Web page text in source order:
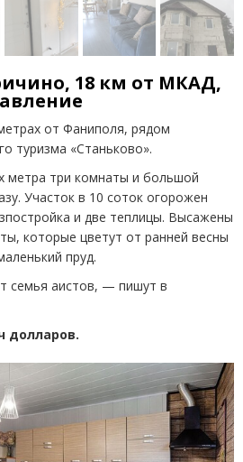
18 км от МКАД,
от Фаниполя, рядом
туризма «Станьково».
метра три комнаты и большой
Участок в 10 соток огорожен
и две теплицы. Высажены
которые цветут от ранней весны
пруд.
семья аистов, — пишут в
долларов.